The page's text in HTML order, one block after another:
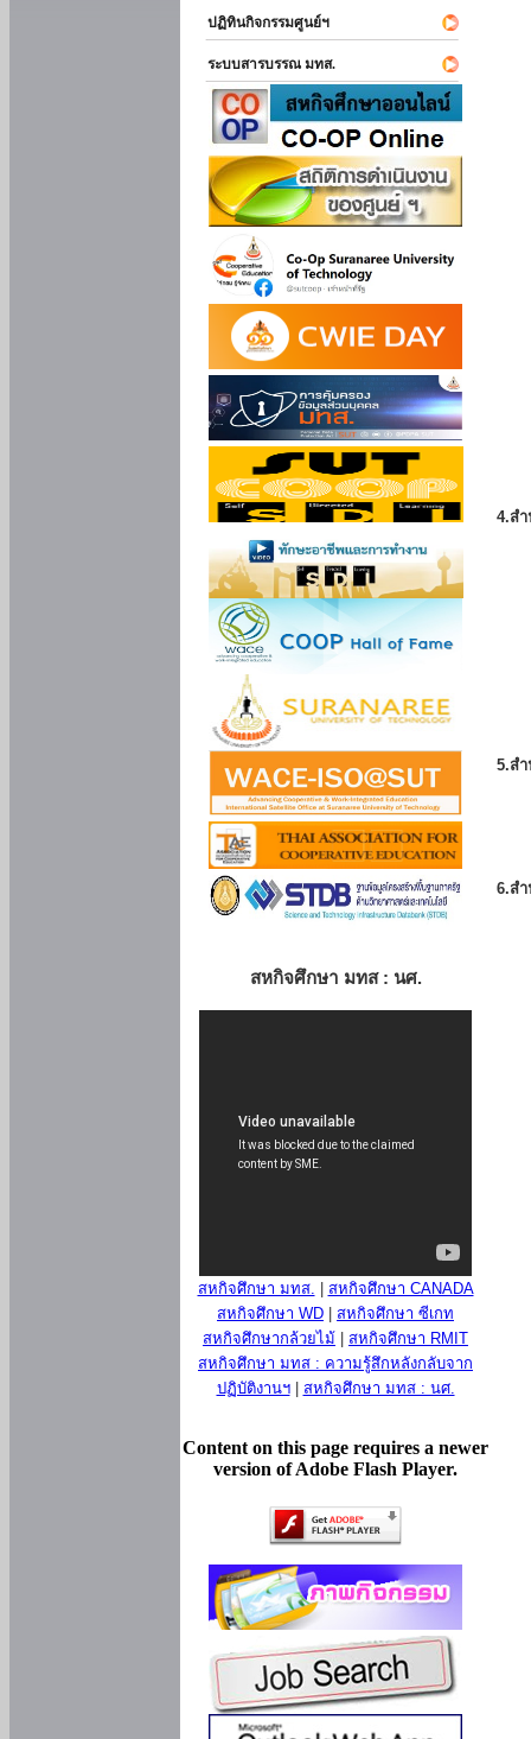
ปฏิทินกิจกรรมศูนย์ฯ
ระบบสารบรรณ มทส.
สหกิจศึกษา มทส : นศ.
สหกิจศึกษา มทส.
สหกิจศึกษา CANADA
สหกิจศึกษา WD
สหกิจศึกษา ซีเกท
สหกิจศึกษากล้วยไม้
สหกิจศึกษา RMIT
สหกิจศึกษา มทส : ความรู้สึกหลังกลับจาก
ปฏิบัติงานฯ| สหกิจศึกษา มทส : นศ.
Content on this page requires a newer
version of Adobe Flash Player.
4.ส
5.ส
6.ส